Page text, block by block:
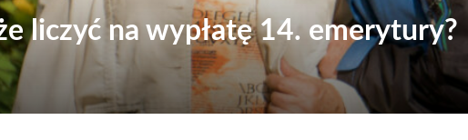
liczyć na wypłatę 14. emerytury?